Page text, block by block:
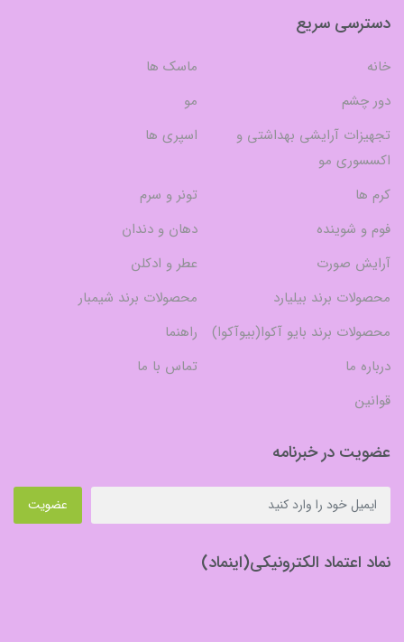
دسترسی سریع
خانه
ماسک ها
دور چشم
مو
تجهیزات آرایشی بهداشتی و
اکسسوری مو
اسپری ها
کرم ها
تونر و سرم
فوم و شوینده
دهان و دندان
آرایش صورت
عطر و ادکلن
محصولات برند بیلیارد
محصولات برند شیمبار
محصولات برند بایو آکوا(بیوآکوا)
راهنما
درباره ما
تماس با ما
قوانین
عضویت در خبرنامه
عضویت
نماد اعتماد الکترونیکی(اینماد)